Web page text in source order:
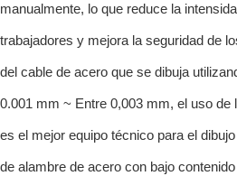
manualmente, lo que reduce la
trabajadores y mejora la seguridad de
del cable de acero que se dibuja
0.001 mm ~ Entre 0,003 mm, el uso de
es el mejor equipo técnico para el
de alambre de acero con bajo